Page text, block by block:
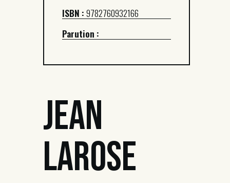
ISBN :9782760932166
Parution :
Jean
Larose